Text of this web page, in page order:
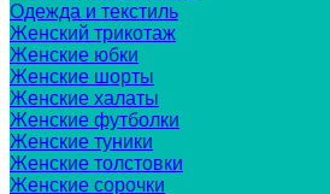
Одежда и текстиль
Женский трикотаж
Женские юбки
Женские шорты
Женские халаты
Женские футболки
Женские туники
Женские толстовки
Женские сорочки